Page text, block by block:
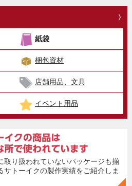
紙袋
梱包資材
店舗用品、文具
イベント用品
取り扱われていないパッケージも揃
サトーイクの製作実績をご紹介しま